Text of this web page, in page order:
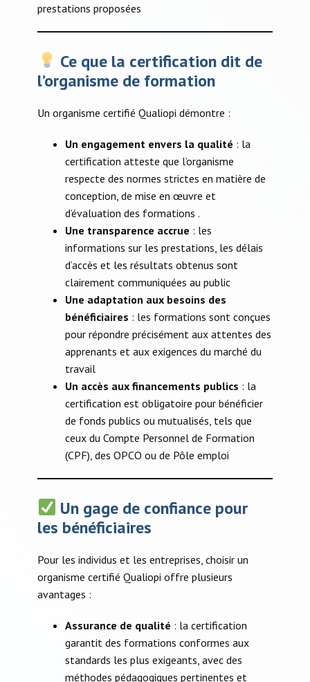
prestations proposées
Ce que la certification dit de
l’organisme de formation
Un organisme certifié Qualiopi démontre :​
Un engagement envers la qualité : la
certification atteste que l’organisme
respecte des normes strictes en matière de
conception, de mise en œuvre et
d’évaluation des formations .​
Une transparence accrue : les
informations sur les prestations, les délais
d’accès et les résultats obtenus sont
clairement communiquées au public
Une adaptation aux besoins des
bénéficiaires : les formations sont conçues
pour répondre précisément aux attentes des
apprenants et aux exigences du marché du
travail
Un accès aux financements publics : la
certification est obligatoire pour bénéficier
de fonds publics ou mutualisés, tels que
ceux du Compte Personnel de Formation
(CPF), des OPCO ou de Pôle emploi
Un gage de confiance pour
les bénéficiaires
Pour les individus et les entreprises, choisir un
organisme certifié Qualiopi offre plusieurs
avantages :​
Assurance de qualité : la certification
garantit des formations conformes aux
standards les plus exigeants, avec des
méthodes pédagogiques pertinentes et